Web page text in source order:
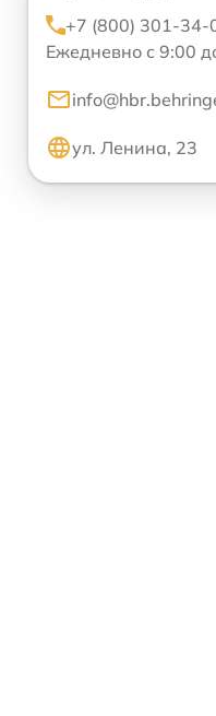
+7 (800) 301-34-
Ежедневно с 9:00
ул. Ленина, 23